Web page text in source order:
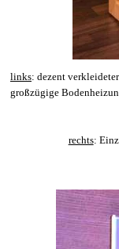
links: dezent
großzügige
rechts: